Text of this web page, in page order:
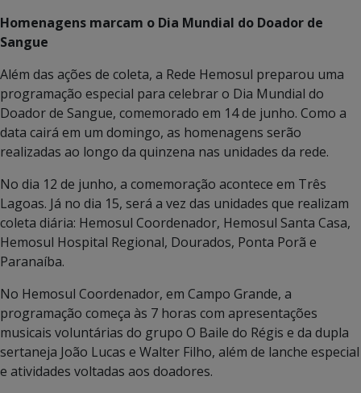
Homenagens marcam o Dia Mundial do Doador de
Sangue
Além das ações de coleta, a Rede Hemosul preparou uma
programação especial para celebrar o Dia Mundial do
Doador de Sangue, comemorado em 14 de junho. Como a
data cairá em um domingo, as homenagens serão
realizadas ao longo da quinzena nas unidades da rede.
No dia 12 de junho, a comemoração acontece em Três
Lagoas. Já no dia 15, será a vez das unidades que realizam
coleta diária: Hemosul Coordenador, Hemosul Santa Casa,
Hemosul Hospital Regional, Dourados, Ponta Porã e
Paranaíba.
No Hemosul Coordenador, em Campo Grande, a
programação começa às 7 horas com apresentações
musicais voluntárias do grupo O Baile do Régis e da dupla
sertaneja João Lucas e Walter Filho, além de lanche especial
e atividades voltadas aos doadores.